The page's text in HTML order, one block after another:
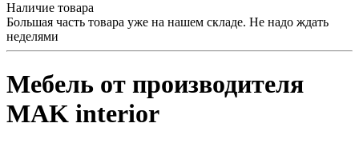
Наличие товара
Большая часть товара уже на нашем складе. Не надо ждать
неделями
Мебель от производителя
MAK interior